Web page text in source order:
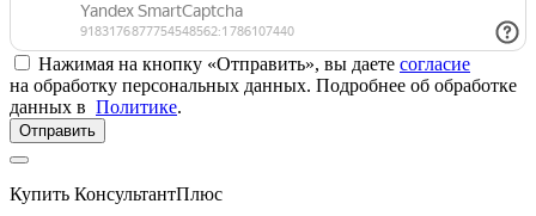
Нажимая на кнопку «Отправить», вы даете согласие
на обработку персональных данных. Подробнее об обработке
данных в Политике.
Отправить
Купить КонсультантПлюс